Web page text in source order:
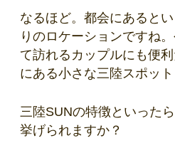
なるほど。都会にあると
りのロケーションですね
て訪れるカップルにも便
にある小さな三陸スポット
三陸SUNの特徴といった
挙げられますか？